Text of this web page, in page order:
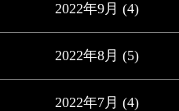
2022年9月 (4)
2022年8月 (5)
2022年7月 (4)